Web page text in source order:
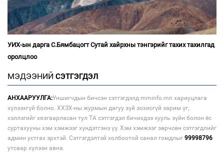
УИХ-ын дарга С.Бямбацогт Сутай хайрхны тэнгэрийг тахих тахилгад
оролцлоо
МЭДЭЭНИЙ СЭТГЭГДЭЛ
АНХААРУУЛГА:Уншигчдын бичсэн сэтгэгдэлд mminfo.mn хариуцлага
хүлээхгүй болно. ХХЗХ-ны журмын дагуу зүй зохисгүй зарим үг,
хэллэгийг хязгаарласан тул ТА сэтгэгдэл бичихдээ хууль зүйн болон ёс
суртахууны хэм хэмжээг хүндэтгэнэ үү. Хэм хэмжээг зөрчсөн сэтгэгдлийг
админ устгах эрхтэй. Сэтгэгдэлтэй холбоотой санал гомдлыг 99998796
утсаар хүлээн авна.